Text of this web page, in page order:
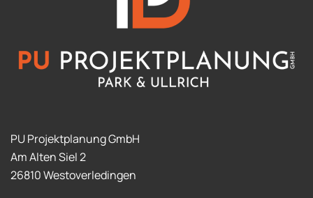
PU Projektplanung GmbH
Am Alten Siel 2
26810 Westoverledingen